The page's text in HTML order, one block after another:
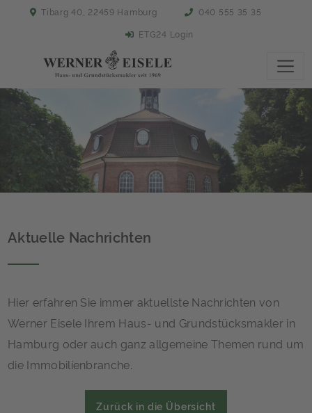
Tibarg 40, 22459 Hamburg
040 555 35 35
ETG24 Login
Aktuelle Nachrichten
Hier erfahren Sie immer aktuellste Nachrichten von
Werner Eisele Ihrem Haus- und Grundstücksmakler in
Hamburg oder auch ganz allgemeine Themen rund um
die Immobilienbranche.
Zurück in die Übersicht